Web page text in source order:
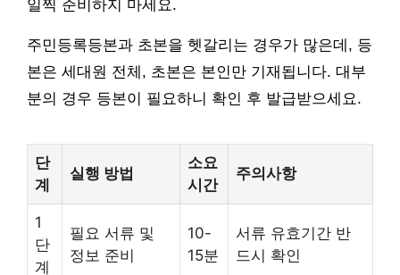
일찍 준비하지 마세요.
주민등록등본과 초본을 헷갈리는 경우가 많은데, 등
본은 세대원 전체, 초본은 본인만 기재됩니다. 대부
분의 경우 등본이 필요하니 확인 후 발급받으세요.
단
계
실행 방법
소요
시간
주의사항
1
단
계
필요 서류 및
정보 준비
10-
15분
서류 유효기간 반
드시 확인